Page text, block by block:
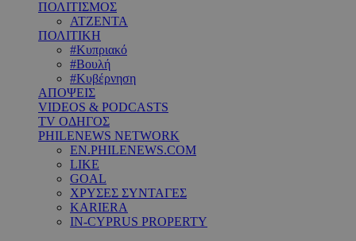
ΠΟΛΙΤΙΣΜΟΣ
ΑΤΖΕΝΤΑ
ΠΟΛΙΤΙΚΗ
#Κυπριακό
#Βουλή
#Κυβέρνηση
ΑΠΟΨΕΙΣ
VIDEOS & PODCASTS
TV ΟΔΗΓΟΣ
PHILENEWS NETWORK
EN.PHILENEWS.COM
LIKE
GOAL
ΧΡΥΣΕΣ ΣΥΝΤΑΓΕΣ
KARIERA
IN-CYPRUS PROPERTY